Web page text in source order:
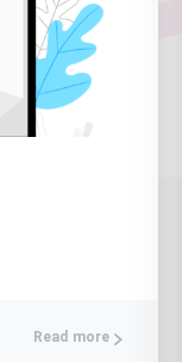
Read more